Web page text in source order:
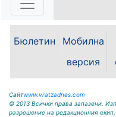
09117 / 20-45, e-
На основание
чл. 14, ал. 7 от
Бюлетин
Мобилна
версия
Сайтwww.vratzadnes.com
© 2013 Всички права запазени.
разрешение на редакционния